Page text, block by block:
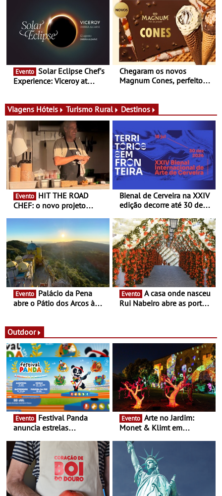
conceito gastronómico
itinerante que percorre
Portugal
prova e seis dias de
experiências
Evento
Experience: Viceroy at
exclusiva
Chegaram os novos
Magnum Cones, perfeitos
Viagens Hóteis Turismo Rural Destinos
Evento
CHEF: o novo projeto
Queiroz Ribeiro - Um novo
conceito gastronómico
itinerante que percorre
Portugal
Bienal de Cerveira na XXIV
edição decorre até 30 de
enquanto “Territórios sem
Fronteira”
Evento
abre o Pátio dos Arcos à
Evento
Rui Nabeiro abre as portas
16 de agosto
Outdoor
Evento
anuncia estrelas
- Entre Junho e Julho pelo
país
Evento
Monet & Klimt em
ao final de Setembro -
Experiência luminosa no
jardim do Museu de
Alberto Sampaio